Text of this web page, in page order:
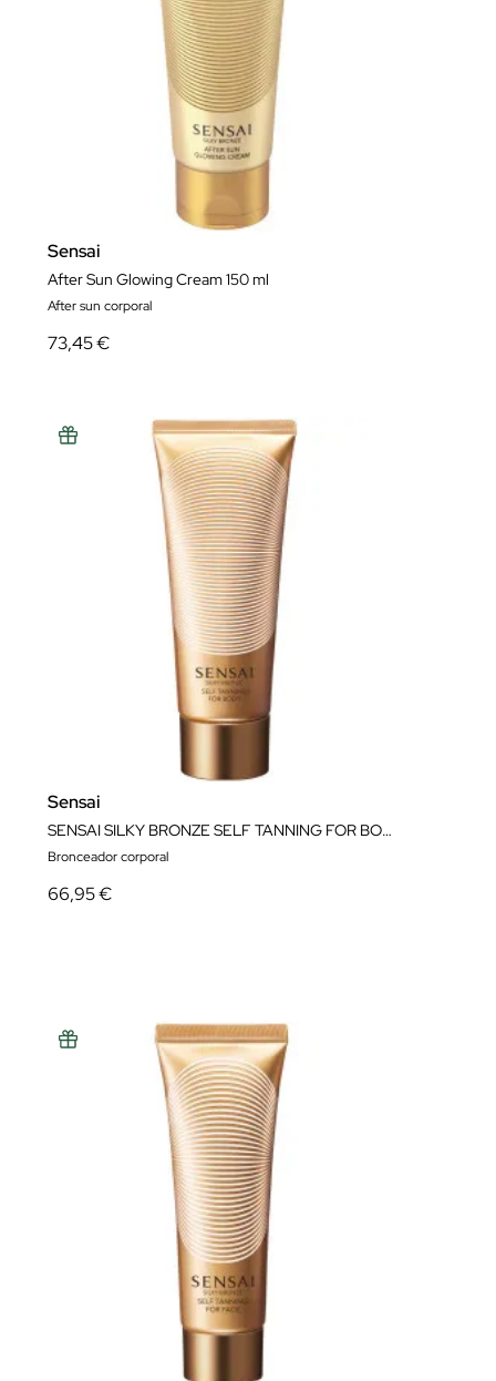
Sensai
After Sun Glowing Cream 150 ml
After sun corporal
73,45 €
Sensai
SENSAI SILKY BRONZE SELF TANNING FOR BODY 150ML
Bronceador corporal
66,95 €